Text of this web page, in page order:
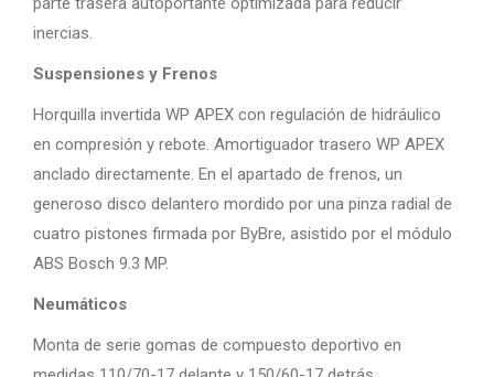
inercias.
Suspensiones y Frenos
Horquilla invertida WP APEX con regulación de hidráulico
en compresión y rebote. Amortiguador trasero WP APEX
anclado directamente. En el apartado de frenos, un
generoso disco delantero mordido por una pinza radial de
cuatro pistones firmada por ByBre, asistido por el módulo
ABS Bosch 9.3 MP.
Neumáticos
Monta de serie gomas de compuesto deportivo en